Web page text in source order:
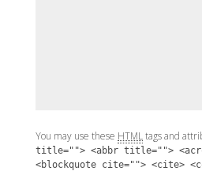
You may use these HTMLtags and
title=""> <abbr title="">
<blockquote cite=""> <cite>